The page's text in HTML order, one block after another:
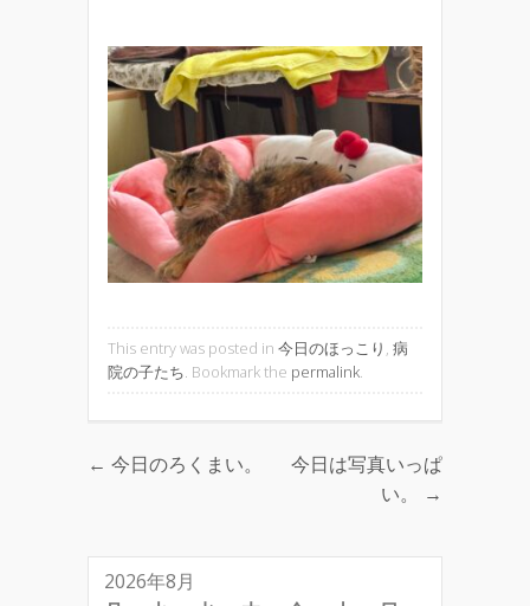
This entry was posted in 今日のほっこり , 病
院の子たち. Bookmark the permalink.
Post navigation
← 今日のろくまい。
今日は写真いっぱ
い。
→
2026年8月